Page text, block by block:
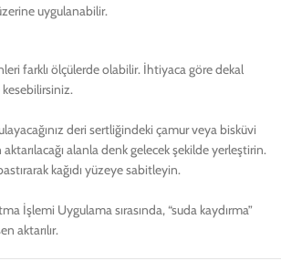
uygulanabilir.
farklı ölçülerde olabilir. İhtiyaca göre dekal
kesebilirsiniz.
deri sertliğindeki çamur veya bisküvi
alanla denk gelecek şekilde yerleştirin.
kağıdı yüzeye sabitleyin.
İşlemi Uygulama sırasında, “suda kaydırma”
aktarılır.